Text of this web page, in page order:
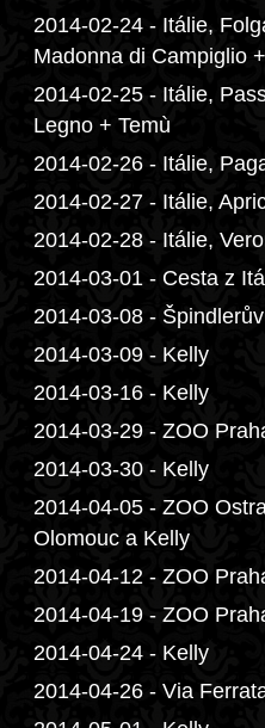
2014-02-24 - Itálie,
Madonna di Campiglio
2014-02-25 - Itálie,
Legno + Temù
2014-02-26 - Itálie,
2014-02-27 - Itálie,
2014-02-28 - Itálie,
2014-03-01 - Cesta z
2014-03-08 -
2014-03-09 - Kelly
2014-03-16 - Kelly
2014-03-29 - ZOO
2014-03-30 - Kelly
2014-04-05 - ZOO
Olomouc a Kelly
2014-04-12 - ZOO
2014-04-19 - ZOO
2014-04-24 - Kelly
2014-04-26 - Via